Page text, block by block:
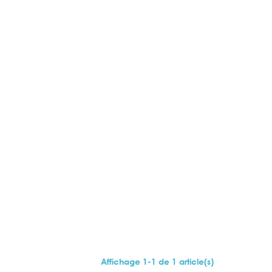
Affichage 1-1 de 1 article(s)